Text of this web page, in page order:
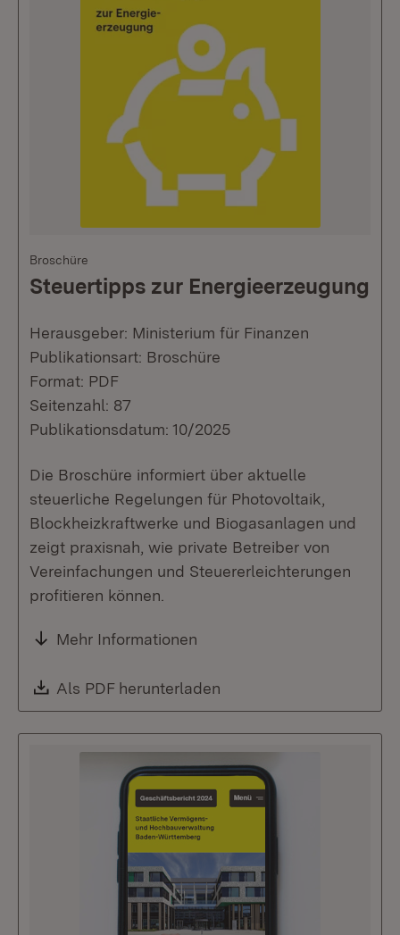
Broschüre
Steuertipps zur Energieerzeugung
Herausgeber: Ministerium für Finanzen
Publikationsart: Broschüre
Format: PDF
Seitenzahl: 87
Publikationsdatum: 10/2025
Die Broschüre informiert über aktuelle
steuerliche Regelungen für Photovoltaik,
Blockheizkraftwerke und Biogasanlagen und
zeigt praxisnah, wie private Betreiber von
Vereinfachungen und Steuererleichterungen
profitieren können.
Mehr Informationen
Download:
Als PDF herunterladen